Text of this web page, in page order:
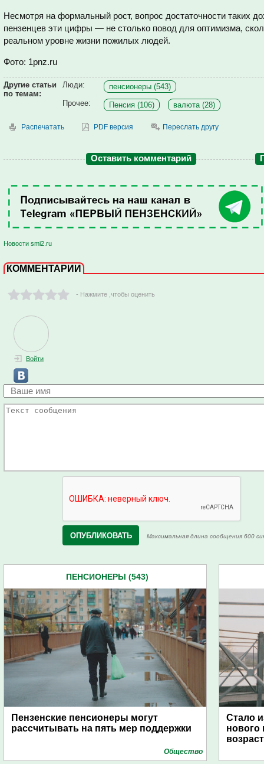
Несмотря на формальный рост, вопрос достаточности таких
пензенцев эти цифры — не столько повод для оптимизма,
реальном уровне жизни пожилых людей.
Фото: 1pnz.ru
Другие статьи
по темам:
Люди:
пенсионеры (543)
Прочее:
Пенсия (106) валюта (28)
Распечатать PDF версия Переслать другу
Оставить комментарий
Новости smi2.ru
КОММЕНТАРИИ
- Нажмите ,чтобы оценить
Войти
Максимальная длина сообщения 600
ПЕНСИОНЕРЫ (543)
Пензенские пенсионеры могут
рассчитывать на пять мер поддержки
Общество
Стало
нового